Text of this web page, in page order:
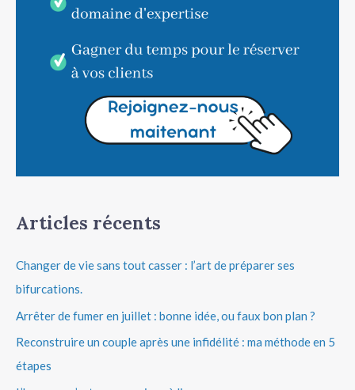
Articles récents
Changer de vie sans tout casser : l’art de préparer ses
bifurcations.
Arrêter de fumer en juillet : bonne idée, ou faux bon plan ?
Reconstruire un couple après une infidélité : ma méthode en 5
étapes